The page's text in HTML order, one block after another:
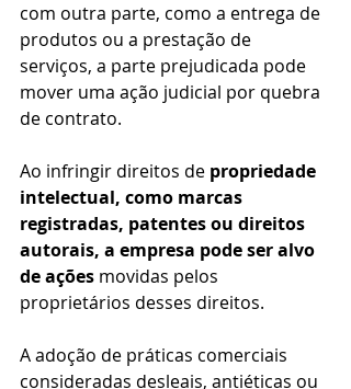
com outra parte, como a entrega de
produtos ou a prestação de
serviços, a parte prejudicada pode
mover uma ação judicial por quebra
de contrato.
Ao infringir direitos de propriedade
intelectual, como marcas
registradas, patentes ou direitos
autorais, a empresa pode ser alvo
de ações movidas pelos
proprietários desses direitos.
A adoção de práticas comerciais
consideradas desleais, antiéticas ou